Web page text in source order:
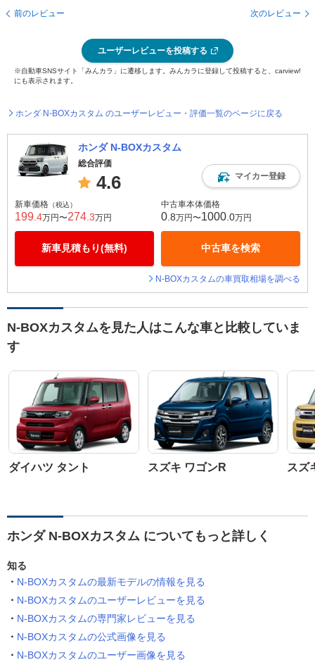
前のレビュー 次のレビュー
ユーザーレビューを投稿する
※自動車SNSサイト「みんカラ」に遷移します。みんカラに登録して投稿すると、carview!
にも表示されます。
ホンダ N-BOXカスタム のユーザーレビュー・評価一覧のページに戻る
ホンダ N-BOXカスタム
総合評価
4.6 マイカー登録
新車価格 （税込）
199 .4万円〜274 .3万円
新車見積もり(無料)
中古車本体価格
0 .8万円〜1000 .0万円
中古車を検索
N-BOXカスタムの車買取相場を調べる
N-BOXカスタムを見た人はこんな車と比較していま
す
ダイハツ タント スズキ ワゴンR スズ
ホンダ N-BOXカスタム についてもっと詳しく
知る
N-BOXカスタムの最新モデルの情報を見る
N-BOXカスタムのユーザーレビューを見る
N-BOXカスタムの専門家レビューを見る
N-BOXカスタムの公式画像を見る
N-BOXカスタムのユーザー画像を見る